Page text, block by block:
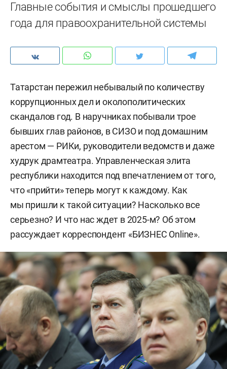
Главные события и смыслы прошедшего
года для правоохранительной системы
Татарстан пережил небывалый по количеству
коррупционных дел и околополитических
скандалов год. В наручниках побывали трое
бывших глав районов, в СИЗО и под домашним
арестом — РИКи, руководители ведомств и даже
худрук драмтеатра. Управленческая элита
республики находится под впечатлением от того,
что «прийти» теперь могут к каждому. Как
мы пришли к такой ситуации? Насколько все
серьезно? И что нас ждет в 2025-м? Об этом
рассуждает корреспондент «БИЗНЕС Online».